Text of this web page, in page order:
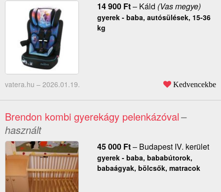
14 900 Ft– Káld (Vas megye)
gyerek - baba, autósülések, 15-36
kg
vatera.hu – 2026.01.19. Kedvencekbe
Brendon kombi gyerekágy pelenkázóval–
használt
45 000 Ft– Budapest IV. kerület
gyerek - baba, bababútorok,
babaágyak, bölcsők, matracok